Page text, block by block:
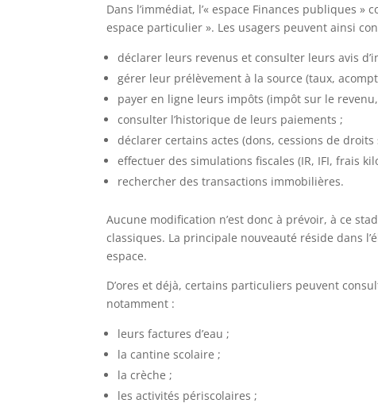
Dans l’immédiat, l’« espace Finances publiques »
espace particulier ». Les usagers peuvent ainsi
déclarer leurs revenus et consulter leurs avis
gérer leur prélèvement à la source (taux,
payer en ligne leurs impôts (impôt sur le
consulter l’historique de leurs paiements ;
déclarer certains actes (dons, cessions de droits
effectuer des simulations fiscales (IR, IFI, frais
rechercher des transactions immobilières.
Aucune modification n’est donc à prévoir, à ce
classiques. La principale nouveauté réside dans
espace.
D’ores et déjà, certains particuliers peuvent
notamment :
leurs factures d’eau ;
la cantine scolaire ;
la crèche ;
les activités périscolaires ;